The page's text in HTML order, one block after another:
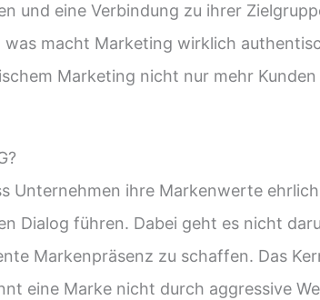
und eine Verbindung zu ihrer
macht Marketing wirklich
Marketing nicht nur mehr
Unternehmen ihre Markenwerte
Dialog führen. Dabei geht es nicht
Markenpräsenz zu schaffen. Das
eine Marke nicht durch aggressive